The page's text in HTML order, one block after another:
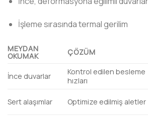
İşleme sırasında termal gerilim
MEYDAN
OKUMAK ÇÖZÜM
İnce duvarlar
Kontrol edilen besleme
hızları
Sert alaşımlar Optimize edilmiş aletler